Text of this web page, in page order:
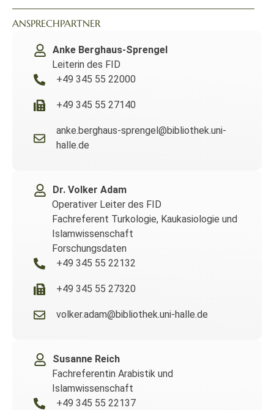
ANSPRECHPARTNER
Anke Berghaus-Sprengel
Leiterin des FID
+49 345 55 22000
+49 345 55 27140
anke.berghaus-sprengel@bibliothek.uni-
halle.de
Dr. Volker Adam
Operativer Leiter des FID
Fachreferent Turkologie, Kaukasiologie und
Islamwissenschaft
Forschungsdaten
+49 345 55 22132
+49 345 55 27320
volker.adam@bibliothek.uni-halle.de
Susanne Reich
Fachreferentin Arabistik und
Islamwissenschaft
+49 345 55 22137